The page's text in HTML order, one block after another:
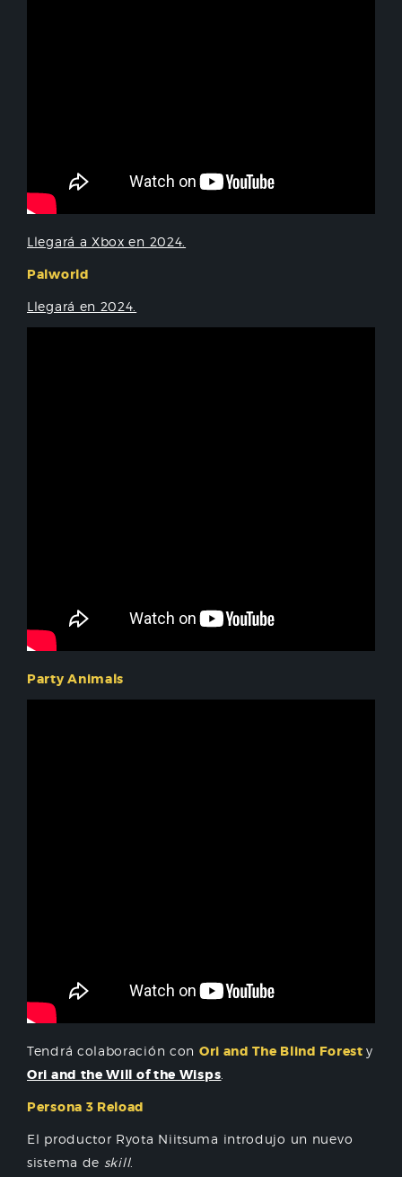
Llegará a Xbox en 2024.
Palworld
Llegará en 2024.
Party Animals
Tendrá colaboración con Ori and The Blind Foresty
Ori and the Will of the Wisps
Persona 3 Reload
El productor Ryota Niitsuma introdujo un nuevo
sistema de skill.